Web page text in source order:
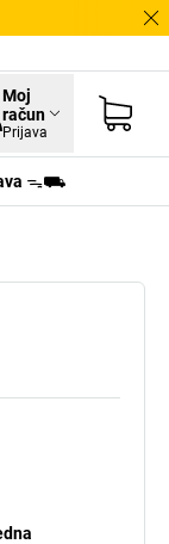
Moj
račun
Prijava
ᯓ⛟